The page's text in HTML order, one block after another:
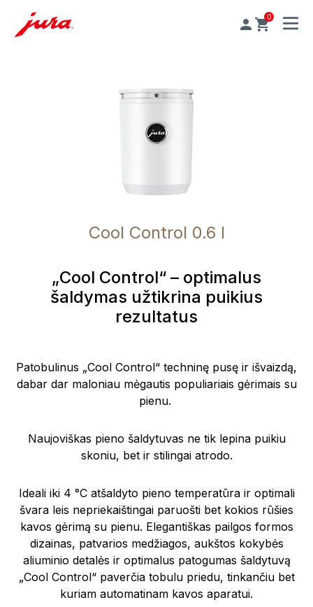
0
MENU
Cool Control 0.6 l
„Cool Control“ – optimalus
šaldymas užtikrina puikius
rezultatus
Patobulinus „Cool Control“ techninę pusę ir išvaizdą,
dabar dar maloniau mėgautis populiariais gėrimais su
pienu.
Naujoviškas pieno šaldytuvas ne tik lepina puikiu
skoniu, bet ir stilingai atrodo.
Ideali iki 4 °C atšaldyto pieno temperatūra ir optimali
švara leis nepriekaištingai paruošti bet kokios rūšies
kavos gėrimą su pienu. Elegantiškas pailgos formos
dizainas, patvarios medžiagos, aukštos kokybės
aliuminio detalės ir optimalus patogumas šaldytuvą
„Cool Control“ paverčia tobulu priedu, tinkančiu bet
kuriam automatinam kavos aparatui.